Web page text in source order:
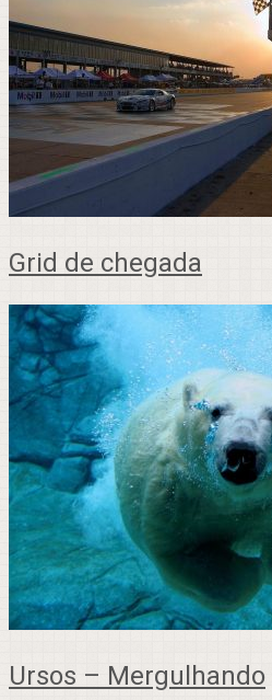
Grid de chegada
Ursos – Mergulhando